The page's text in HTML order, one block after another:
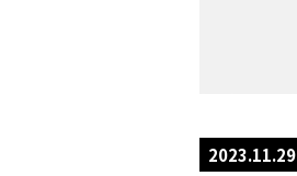
2023.11.29